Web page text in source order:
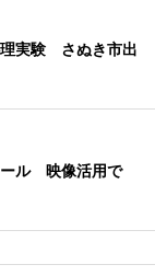
理実験 さぬき市出
ール 映像活用で